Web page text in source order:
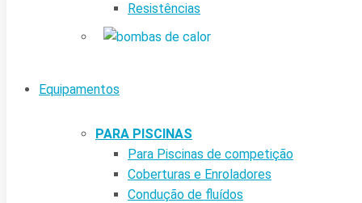
Resistências
Equipamentos
PARA PISCINAS
Para Piscinas de competição
Coberturas e Enroladores
Condução de fluídos